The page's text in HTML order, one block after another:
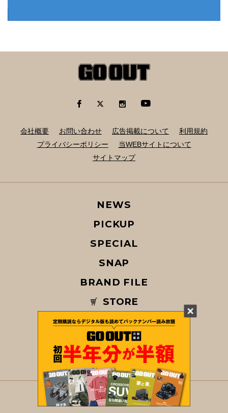
会社概要 お問い合わせ 広告掲載について
利用規約
プライバシーポリシー
当WEBサイトについて
サイトマップ
© COPYRIGHT 2026 GO OUT / SAN-EI CORPORATION Co.,Ltd.
NEWS
PICKUP
SPECIAL
SNAP
BRAND FILE
STORE
MAGAZINE